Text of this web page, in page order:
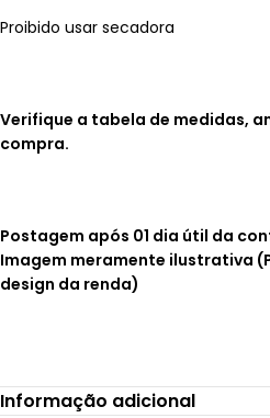
Proibido usar secadora
Verifique a tabela de medidas,
compra.
Postagem após 01 dia útil da
Imagem meramente ilustrativa
design da renda)
Informação adicional